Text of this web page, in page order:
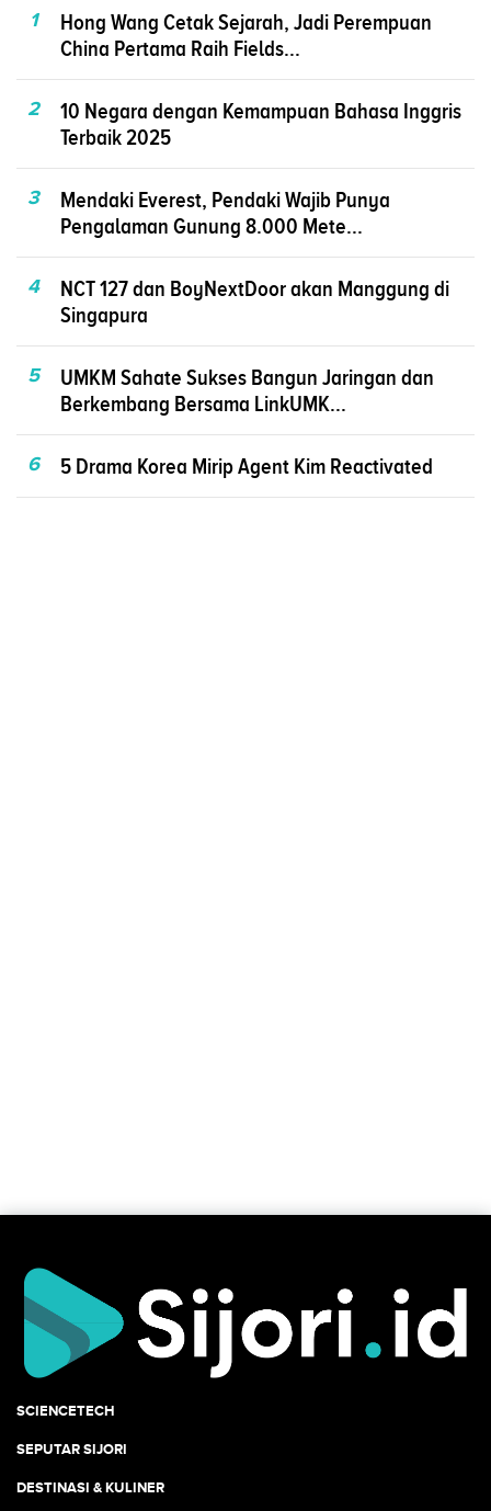
1
Hong Wang Cetak Sejarah, Jadi Perempuan
China Pertama Raih Fields...
2
10 Negara dengan Kemampuan Bahasa Inggris
Terbaik 2025
3
Mendaki Everest, Pendaki Wajib Punya
Pengalaman Gunung 8.000 Mete...
4
NCT 127 dan BoyNextDoor akan Manggung di
Singapura
5
UMKM Sahate Sukses Bangun Jaringan dan
Berkembang Bersama LinkUMK...
6 5 Drama Korea Mirip Agent Kim Reactivated
SCIENCETECH
SEPUTAR SIJORI
DESTINASI & KULINER